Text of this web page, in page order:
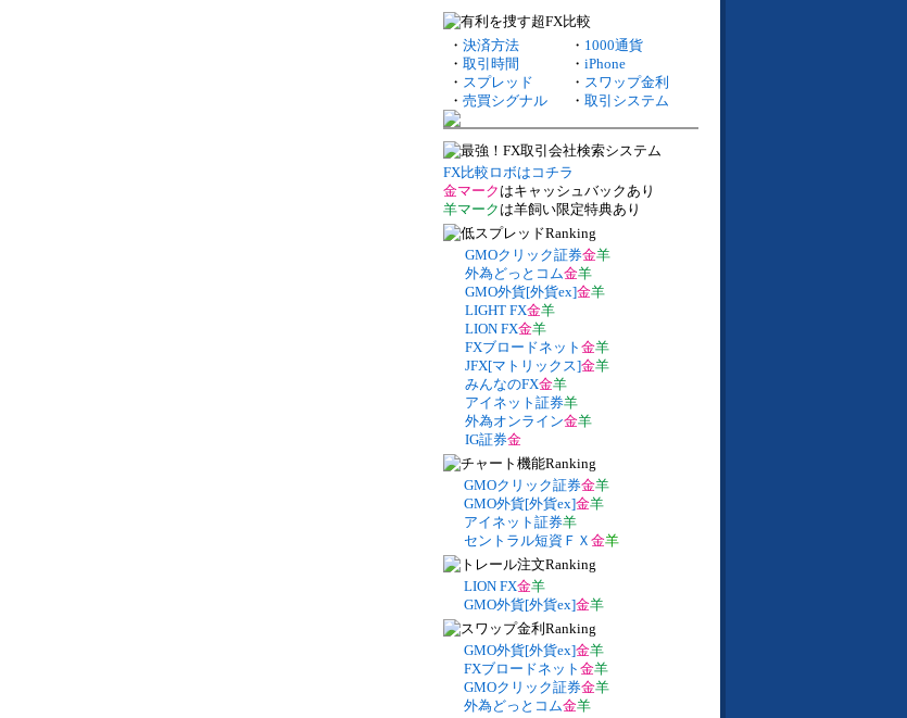
・ 決済方法 ・ 1000通貨
・ 取引時間 ・ iPhone
・ スプレッド ・ スワップ金利
・ 売買シグナル ・ 取引システム
FX比較ロボはコチラ
金マーク はキャッシュバックあり
羊マーク は羊飼い限定特典あり
GMOクリック証券金羊
外為どっとコム金羊
GMO外貨[外貨ex]金羊
LIGHT FX金羊
LION FX金羊
FXブロードネット 金羊
JFX[マトリックス]金羊
みんなのFX金羊
アイネット証券羊
外為オンライン金羊
IG証券金
GMOクリック証券金羊
GMO外貨[外貨ex]金羊
アイネット証券羊
セントラル短資ＦＸ 金羊
LION FX金羊
GMO外貨[外貨ex]金羊
GMO外貨[外貨ex]金羊
FXブロードネット 金羊
GMOクリック証券金羊
外為どっとコム金羊